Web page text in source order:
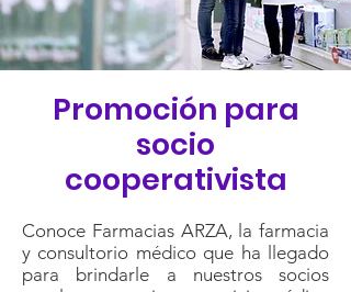
Promoción para
socio
cooperativista
Conoce Farmacias ARZA, la farmacia
y consultorio médico que ha llegado
para brindarle a nuestros socios